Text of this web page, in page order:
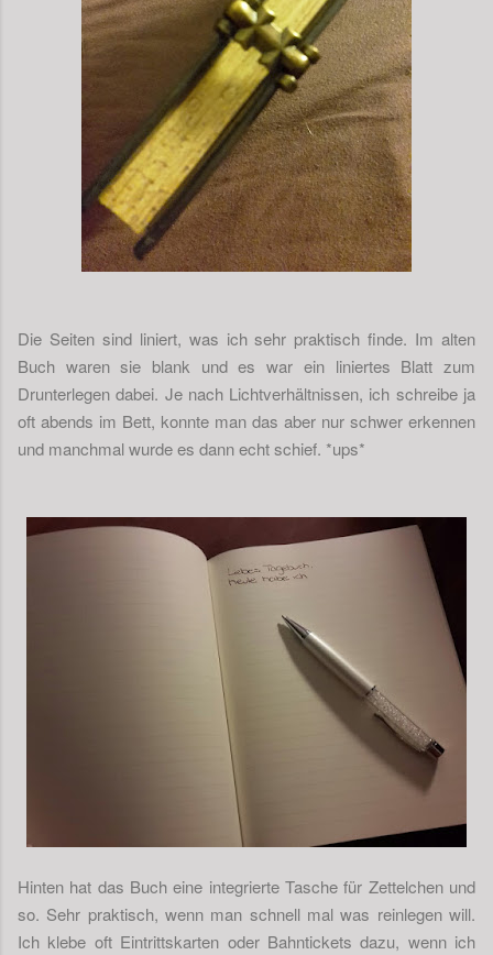
Die Seiten sind liniert, was ich sehr praktisch finde. Im alten
Buch waren sie blank und es war ein liniertes Blatt zum
Drunterlegen dabei. Je nach Lichtverhältnissen, ich schreibe ja
oft abends im Bett, konnte man das aber nur schwer erkennen
und manchmal wurde es dann echt schief. *ups*
Hinten hat das Buch eine integrierte Tasche für Zettelchen und
so. Sehr praktisch, wenn man schnell mal was reinlegen will.
Ich klebe oft Eintrittskarten oder Bahntickets dazu, wenn ich